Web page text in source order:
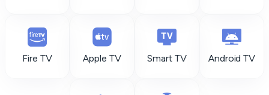
Fire TV Apple TV Smart TV Android TV